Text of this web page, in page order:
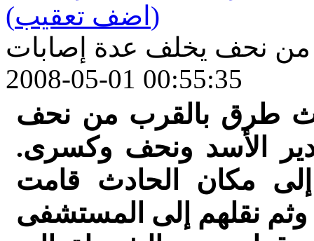
(اضف تعقيب)
نحف يخلف عدة إصابات
2008-05-01 00:55:35
طرق بالقرب من نحف
الأسد ونحف وكسرى.
مكان الحادث قامت
وثم نقلهم إلى المستشفى